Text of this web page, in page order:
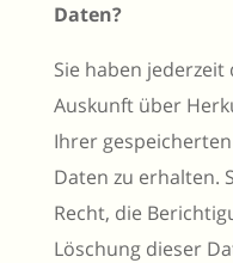
Daten?
Sie haben
Auskunft über
Ihrer
Daten zu erhalten.
Recht, die
Löschung dieser